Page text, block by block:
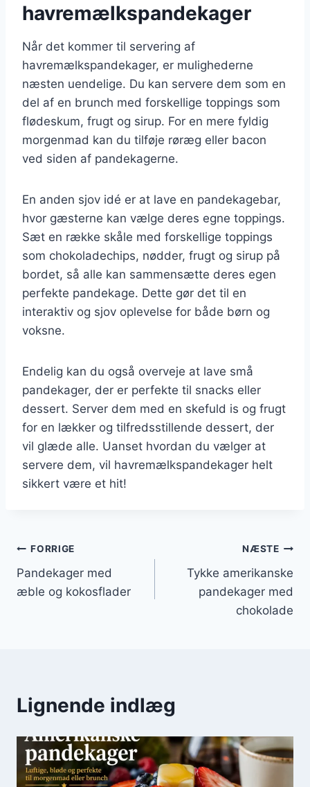
havremælkspandekager
Når det kommer til servering af
havremælkspandekager, er mulighederne
næsten uendelige. Du kan servere dem som en
del af en brunch med forskellige toppings som
flødeskum, frugt og sirup. For en mere fyldig
morgenmad kan du tilføje røræg eller bacon
ved siden af pandekagerne.
En anden sjov idé er at lave en pandekagebar,
hvor gæsterne kan vælge deres egne toppings.
Sæt en række skåle med forskellige toppings
som chokoladechips, nødder, frugt og sirup på
bordet, så alle kan sammensætte deres egen
perfekte pandekage. Dette gør det til en
interaktiv og sjov oplevelse for både børn og
voksne.
Endelig kan du også overveje at lave små
pandekager, der er perfekte til snacks eller
dessert. Server dem med en skefuld is og frugt
for en lækker og tilfredsstillende dessert, der
vil glæde alle. Uanset hvordan du vælger at
servere dem, vil havremælkspandekager helt
sikkert være et hit!
Indlægsnavigation
FORRIGE
Pandekager med
æble og kokosflader
NÆSTE
Tykke amerikanske
pandekager med
chokolade
Lignende indlæg